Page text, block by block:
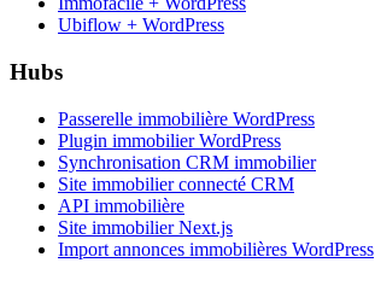
Ubiflow + WordPress
Hubs
Passerelle immobilière WordPress
Plugin immobilier WordPress
Synchronisation CRM immobilier
Site immobilier connecté CRM
API immobilière
Site immobilier Next.js
Import annonces immobilières WordPress